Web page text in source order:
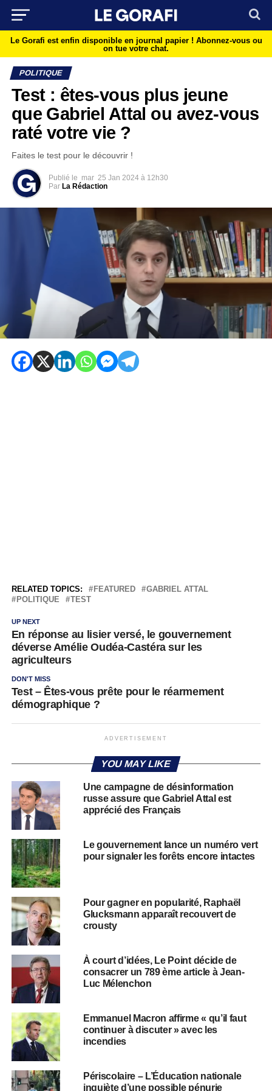
Le Gorafi est enfin disponible en journal papier ! Abonnez-vous ou
on tue votre chat.
POLITIQUE
Test : êtes-vous plus jeune
que Gabriel Attal ou avez-vous
raté votre vie ?
Faites le test pour le découvrir !
Publié le mar 25 Jan 2024 à 12h30
Par La Rédaction
RELATED TOPICS: FEATURED
GABRIEL ATTAL
POLITIQUE
TEST
UP NEXT
En réponse au lisier versé, le gouvernement
déverse Amélie Oudéa-Castéra sur les
agriculteurs
DON'T MISS
Test – Êtes-vous prête pour le réarmement
démographique ?
ADVERTISEMENT
YOU MAY LIKE
Une campagne de désinformation
russe assure que Gabriel Attal est
apprécié des Français
Le gouvernement lance un numéro vert
pour signaler les forêts encore intactes
Pour gagner en popularité, Raphaël
Glucksmann apparaît recouvert de
crousty
À court d’idées, Le Point décide de
consacrer un 789 ème article à Jean-
Luc Mélenchon
Emmanuel Macron affirme « qu’il faut
continuer à discuter » avec les
incendies
Périscolaire – L’Éducation nationale
inquiète d’une possible pénurie